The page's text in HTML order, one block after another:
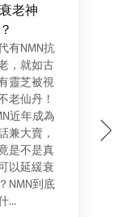
老神
有NMN抗
，就如古
靈芝被視
老仙丹！
近年成為
兼大賣，
是不是真
以延緩衰
NMN到底
...